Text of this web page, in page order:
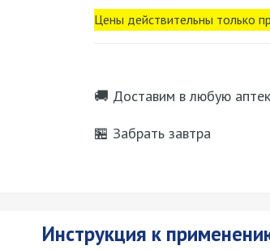
Цены действительны только
🚚 Доставим в любую
🏪 Забрать завтра
Инструкция к